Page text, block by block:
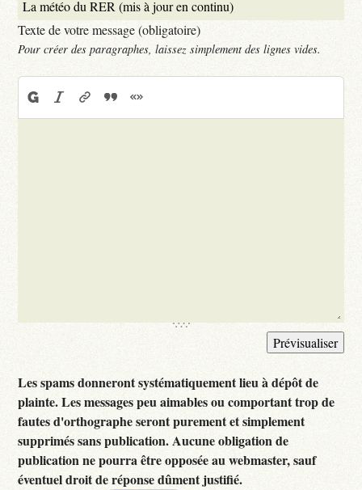
Texte de votre message (obligatoire)
Pour créer des paragraphes, laissez simplement des lignes vides.
Les spams donneront systématiquement lieu à dépôt de
plainte. Les messages peu aimables ou comportant trop de
fautes d'orthographe seront purement et simplement
supprimés sans publication. Aucune obligation de
publication ne pourra être opposée au webmaster, sauf
éventuel droit de réponse dûment justifié.